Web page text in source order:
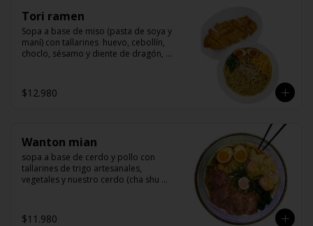
Tori ramen
Sopa a base de miso (pasta de soya y
maní) con tallarines  huevo, cebollín,
choclo, sésamo y diente de dragón,
$12.980
Wanton mian
sopa a base de cerdo y pollo con
tallarines de trigo artesanales,
vegetales y nuestro cerdo (cha shu
$11.980